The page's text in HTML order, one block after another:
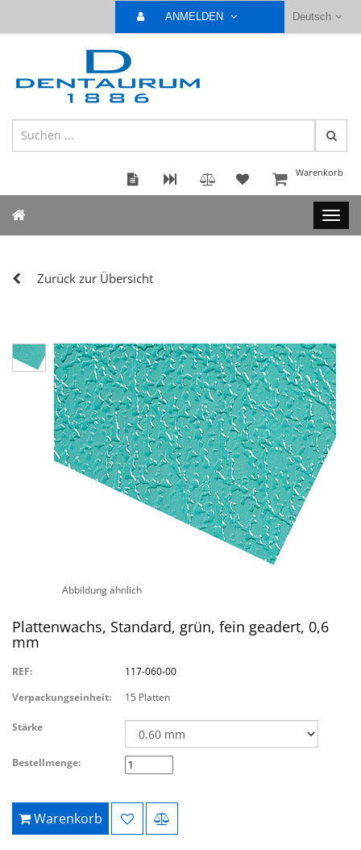
Deutsch
ANMELDEN
Warenkorb
Zurück zur Übersicht
Abbildung ähnlich
Plattenwachs, Standard, grün, fein geadert, 0,6
mm
REF:
117-060-00
Verpackungseinheit:
15 Platten
Stärke
Bestellmenge:
Warenkorb